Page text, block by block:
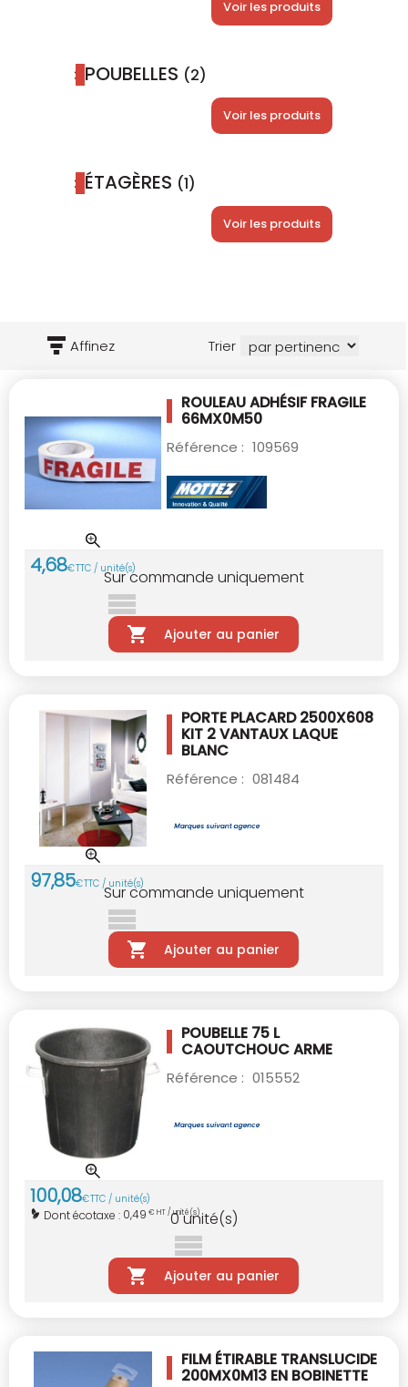
Voir les produits
POUBELLES (2)
Voir les produits
ÉTAGÈRES (1)
Voir les produits
Affinez Trier
ROULEAU ADHÉSIF FRAGILE
66MX0M50
Référence : 109569
4,68€TTC / unité(s)Sur commande uniquement
Ajouter au panier
PORTE PLACARD 2500X608
KIT 2 VANTAUX LAQUE
BLANC
Référence : 081484
97,85€TTC / unité(s)
Sur commande uniquement
Ajouter au panier
POUBELLE 75 L
CAOUTCHOUC ARME
Référence : 015552
100,08€TTC / unité(s)
Dont écotaxe : 0,49 € HT / unité(s)
0 unité(s)
Ajouter au panier
FILM ÉTIRABLE TRANSLUCIDE
200MX0M13 EN BOBINETTE